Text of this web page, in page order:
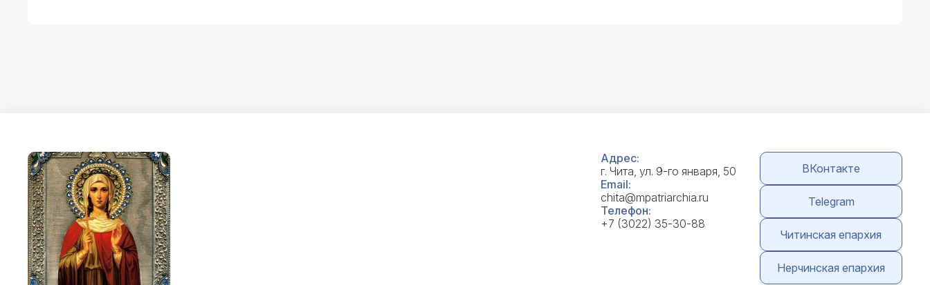
ВКонтакте
Telegram
Читинская епархия
Нерчинская епархия
Адрес:
г. Чита, ул. 9-го января, 50
Email:
chita@mpatriarchia.ru
Телефон:
+7 (3022) 35-30-88